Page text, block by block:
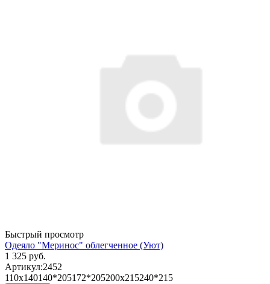
Быстрый просмотр
Одеяло "Меринос" облегченное (Уют)
1 325 руб.
Артикул:2452
110х140140*205172*205200х215240*215